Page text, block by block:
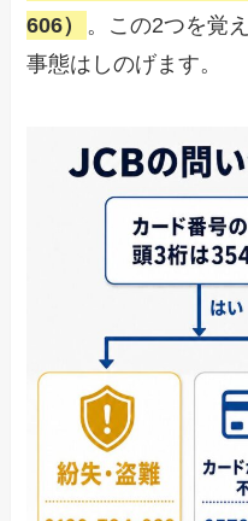
606）
。この2つを覚
事態はしのげます。